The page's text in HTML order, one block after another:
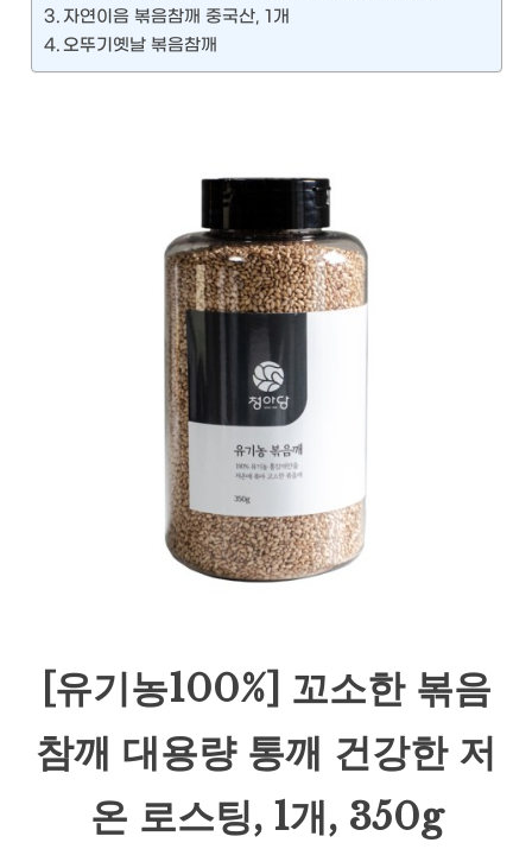
자연이음 볶음참깨 중국산, 1개
오뚜기옛날 볶음참깨
[유기농100%] 꼬소한 볶음
참깨 대용량 통깨 건강한 저
온 로스팅, 1개, 350g